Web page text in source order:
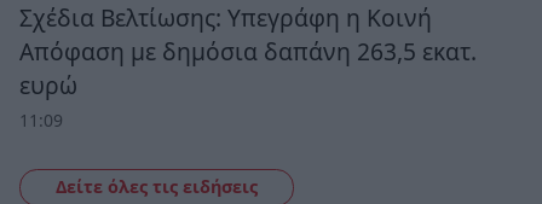
Σχέδια Βελτίωσης: Υπεγράφη η Κοινή
Απόφαση με δημόσια δαπάνη 263,5 εκατ.
ευρώ
11:09
Δείτε όλες τις ειδήσεις